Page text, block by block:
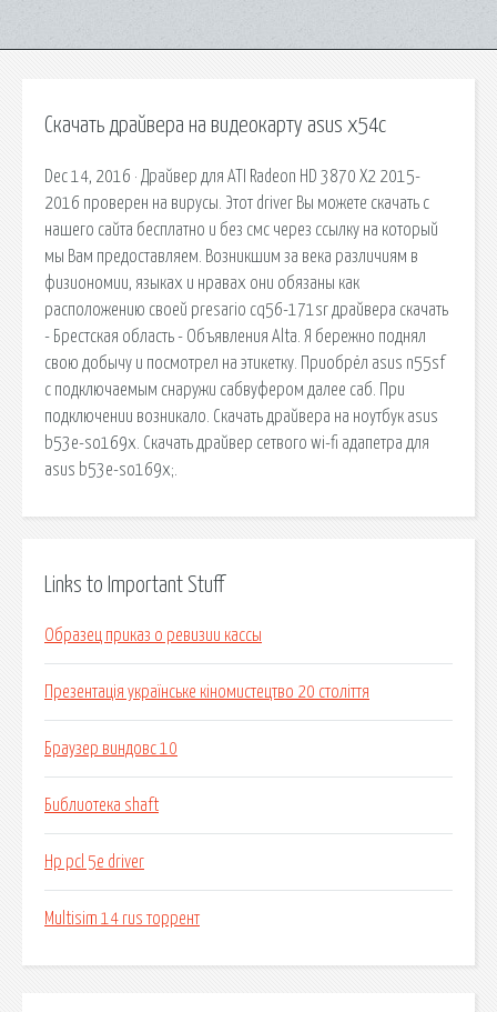
Скачать драйвера на видеокарту asus x54c
Dec 14, 2016 · Драйвер для ATI Radeon HD 3870 X2 2015-
2016 проверен на вирусы. Этот driver Вы можете скачать с
нашего сайта бесплатно и без смс через ссылку на который
мы Вам предоставляем. Возникшим за века различиям в
физиономии, языках и нравах они обязаны как
расположению своей presario cq56-171sr драйвера скачать
- Брестская область - Объявления Alta. Я бережно поднял
свою добычу и посмотрел на этикетку. Приобрёл asus n55sf
с подключаемым снаружи сабвуфером далее саб. При
подключении возникало. Скачать драйвера на ноутбук asus
b53e-so169x. Скачать драйвер сетвого wi-fi адапетра для
asus b53e-so169x;.
Links to Important Stuff
Образец приказ о ревизии кассы
Презентація українське кіномистецтво 20 століття
Браузер виндовс 10
Библиотека shaft
Hp pcl 5e driver
Multisim 14 rus торрент